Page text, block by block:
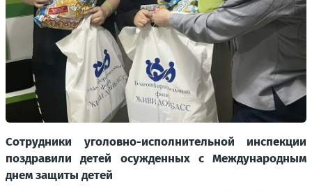
Сотрудники уголовно-исполнительной инспекции
поздравили детей осужденных с Международным
днем защиты детей